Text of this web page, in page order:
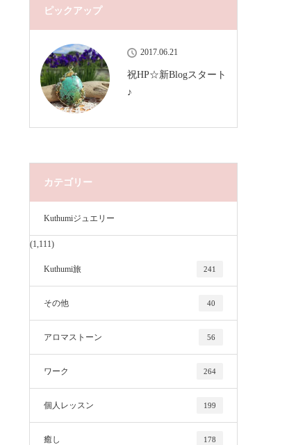
ピックアップ
2017.06.21
祝HP☆新Blogスタート
♪
カテゴリー
Kuthumiジュエリー
(1,111)
Kuthumi旅 241
その他 40
アロマストーン 56
ワーク 264
個人レッスン 199
癒し 178